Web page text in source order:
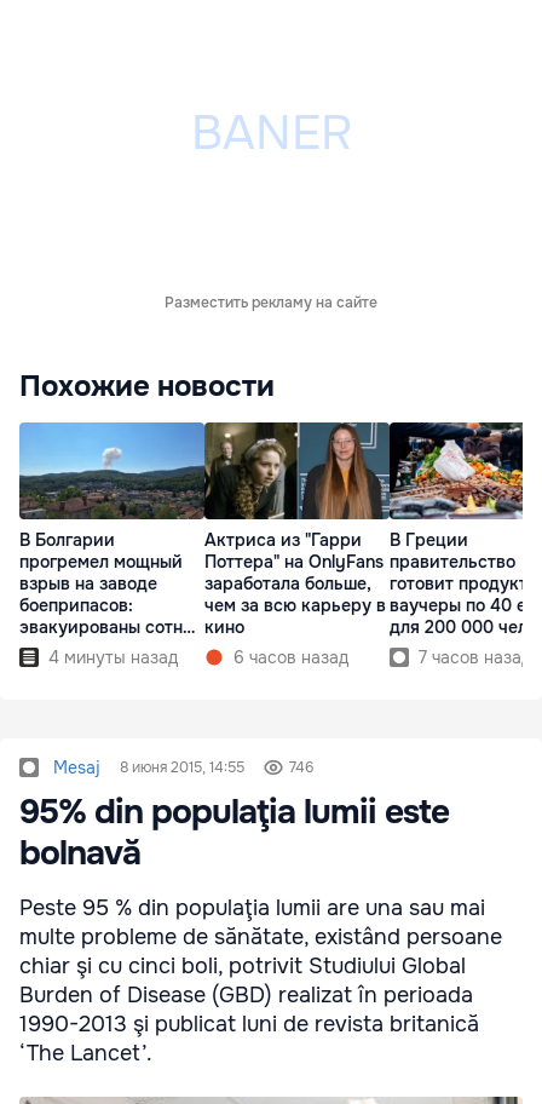
Разместить рекламу на сайте
Похожие новости
В Болгарии
прогремел мощный
взрыв на заводе
боеприпасов:
эвакуированы сотни
людей4 минуты назад
Актриса из "Гарри
Поттера" на OnlyFans
заработала больше,
чем за всю карьеру в
кино
6 часов назад
В Греции
правительство
готовит
ваучеры по 40
для 200 000
7 часов назад
Mesaj 8 июня 2015, 14:55 746
95% din populaţia lumii este
bolnavă
Peste 95 % din populaţia lumii are una sau mai
multe probleme de sănătate, existând persoane
chiar şi cu cinci boli, potrivit Studiului Global
Burden of Disease (GBD) realizat în perioada
1990-2013 şi publicat luni de revista britanică
‘The Lancet’.